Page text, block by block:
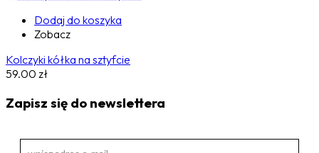
Dodaj do koszyka
Zobacz
Kolczyki kółka na sztyfcie
59.00 zł
Zapisz się do newslettera